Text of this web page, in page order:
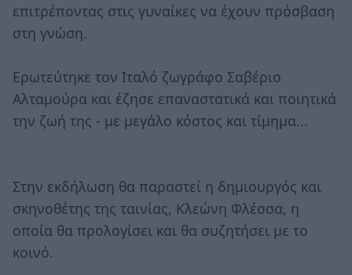
επιτρέποντας στις γυναίκες να έχουν πρόσβαση
στη γνώση.
Ερωτεύτηκε τον Ιταλό ζωγράφο Σαβέριο
Αλταμούρα και έζησε επαναστατικά και ποιητικά
την ζωή της - με μεγάλο κόστος και τίμημα...
Στην εκδήλωση θα παραστεί η δημιουργός και
σκηνοθέτης της ταινίας, Κλεώνη Φλέσσα, η
οποία θα προλογίσει και θα συζητήσει με το
κοινό.